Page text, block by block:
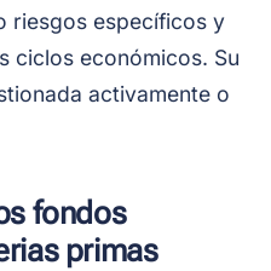
riesgos específicos y
ciclos económicos. Su
activamente o
fondos
primas